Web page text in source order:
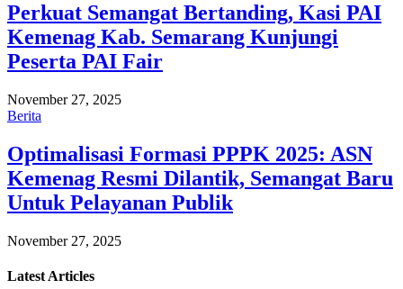
Perkuat Semangat Bertanding, Kasi PAI
Kemenag Kab. Semarang Kunjungi
Peserta PAI Fair
November 27, 2025
Berita
Optimalisasi Formasi PPPK 2025: ASN
Kemenag Resmi Dilantik, Semangat Baru
Untuk Pelayanan Publik
November 27, 2025
Latest Articles